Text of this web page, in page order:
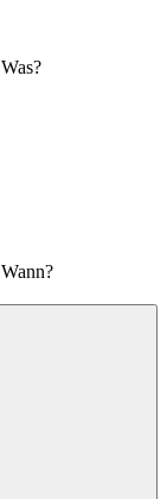
Was?
Wann?